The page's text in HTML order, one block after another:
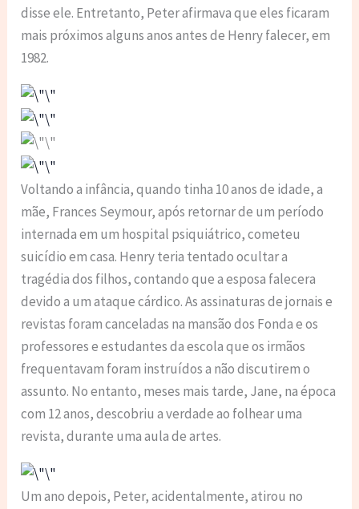
disse ele. Entretanto, Peter afirmava que eles ficaram
mais próximos alguns anos antes de Henry falecer, em
1982.
Voltando a infância, quando tinha 10 anos de idade, a
mãe, Frances Seymour, após retornar de um período
internada em um hospital psiquiátrico, cometeu
suicídio em casa. Henry teria tentado ocultar a
tragédia dos filhos, contando que a esposa falecera
devido a um ataque cárdico. As assinaturas de jornais e
revistas foram canceladas na mansão dos Fonda e os
professores e estudantes da escola que os irmãos
frequentavam foram instruídos a não discutirem o
assunto. No entanto, meses mais tarde, Jane, na época
com 12 anos, descobriu a verdade ao folhear uma
revista, durante uma aula de artes.
Um ano depois, Peter, acidentalmente, atirou no